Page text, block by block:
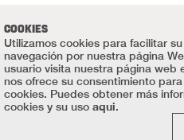
COOKIES
Utilizamos cookies para facilitar
navegación por nuestra página
usuario visita nuestra página web
nos ofrece su consentimiento
cookies. Puedes obtener más
cookies y su uso aqui.